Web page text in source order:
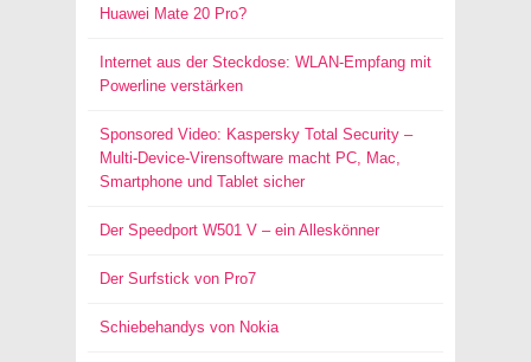
Huawei Mate 20 Pro?
Internet aus der Steckdose: WLAN-Empfang mit
Powerline verstärken
Sponsored Video: Kaspersky Total Security –
Multi-Device-Virensoftware macht PC, Mac,
Smartphone und Tablet sicher
Der Speedport W501 V – ein Alleskönner
Der Surfstick von Pro7
Schiebehandys von Nokia